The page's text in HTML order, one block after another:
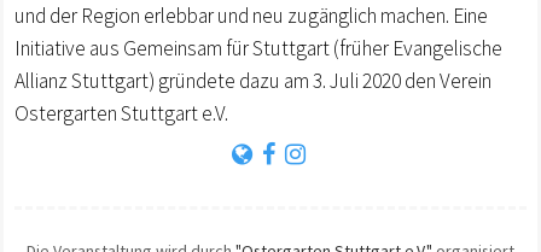
und der Region erlebbar und neu zugänglich machen. Eine
Initiative aus Gemeinsam für Stuttgart (früher Evangelische
Allianz Stuttgart) gründete dazu am 3. Juli 2020 den Verein
Ostergarten Stuttgart e.V.